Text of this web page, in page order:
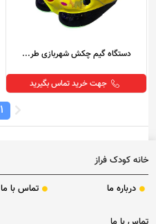
دستگاه گیم چکش شهربازی طر...
جهت خرید تماس بگیرید
1
خانه کودک فراز
درباره ما تماس با ما